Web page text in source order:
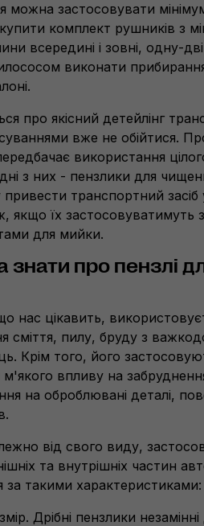
можна застосовувати
комплект рушників з
всередині і зовні, одну-
виконати прибирання
про якісний детейлінг
вже не обійтися.
використання
з них - пензлики для
транспортний засіб
якщо їх застосовуватимуть
для мийки.
знати про пензлі
нас цікавить,
сміття, пилу, бруду з
Крім того, його
м'якого впливу на
на оброблювані деталі,
від свого виду,
та внутрішніх частин
за такими характеристиками:
Дрібні пензлики